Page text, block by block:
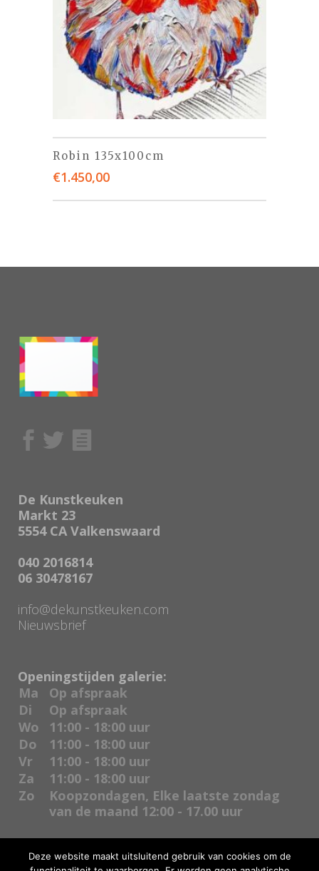
Robin 135x100cm
€1.450,00
De Kunstkeuken
Markt 23
5554 CA Valkenswaard
040 2016814
06 30478167
info@dekunstkeuken.com
Nieuwsbrief
Openingstijden galerie:
Ma
Op afspraak
Di
Op afspraak
Wo
11:00 - 18:00 uur
Do
11:00 - 18:00 uur
Vr
11:00 - 18:00 uur
Za
11:00 - 18:00 uur
Zo
Koopzondagen, Elke laatste zondag
van de maand 12:00 - 17.00 uur
Deze website maakt uitsluitend gebruik van cookies om de